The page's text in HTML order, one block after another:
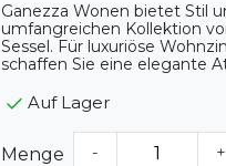
Ganezza Wonen bietet Stil
umfangreichen Kollektion
Sessel. Für luxuriöse
schaffen Sie eine elegante
Auf Lager
Menge - +